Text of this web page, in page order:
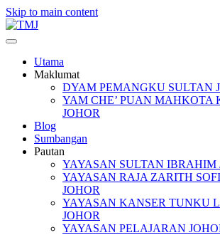
Skip to main content
Utama
Maklumat
DYAM PEMANGKU SULTAN
YAM CHE’ PUAN MAHKOTA
JOHOR
Blog
Sumbangan
Pautan
YAYASAN SULTAN IBRAHIM
YAYASAN RAJA ZARITH
JOHOR
YAYASAN KANSER TUNKU
JOHOR
YAYASAN PELAJARAN